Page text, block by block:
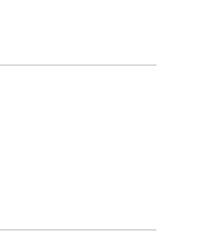
美味炭烤親子丼飯〉